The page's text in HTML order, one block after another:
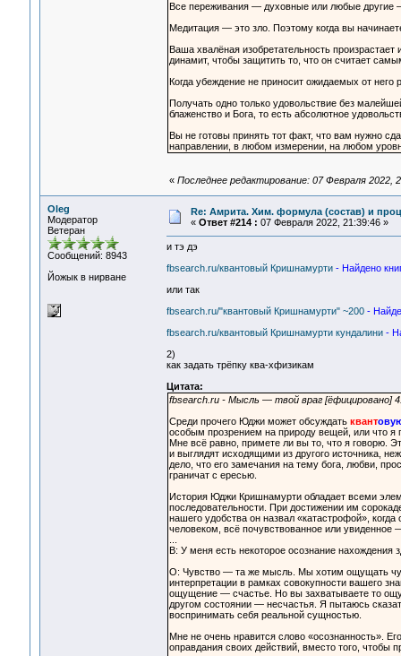
Все переживания — духовные или любые другие
Медитация — это зло. Поэтому когда вы
Ваша хвалёная изобретательность
динамит, чтобы защитить то, что он считает
Когда убеждение не приносит ожидаемых от него
Получать одно только удовольствие без
блаженство и Бога, то есть абсолютное
Вы не готовы принять тот факт, что вам нужно
направлении, в любом измерении, на любом
« Последнее редактирование: 07 Февраля 2022,
Oleg
Модератор
Ветеран
Сообщений: 8943
Йожык в нирване
Re: Амрита. Хим. формула (состав) и
« Ответ #214 : 07 Февраля 2022, 21:39:46 »
и тэ дэ
fbsearch.ru/квантовый Кришнамурти - Найдено
или так
fbsearch.ru/"квантовый Кришнамурти" ~200 -
fbsearch.ru/квантовый Кришнамурти кундалини -
2)
как задать трёпку ква-хфизикам
Цитата:
fbsearch.ru - Мысль — твой враг [ёфицировано]
Среди прочего Юджи может обсуждать квант
особым прозрением на природу вещей, или что я
Мне всё равно, примете ли вы то, что я говорю.
и выглядят исходящими из другого источника,
дело, что его замечания на тему бога, любви,
граничат с ересью.
История Юджи Кришнамурти обладает всеми
последовательности. При достижении им
нашего удобства он назвал «катастрофой»,
человеком, всё почувствованное или
В: У меня есть некоторое осознание нахождения
О: Чувство — та же мысль. Мы хотим ощущать
интерпретации в рамках совокупности вашего
ощущение — счастье. Но вы захватываете то
другом состоянии — несчастья. Я пытаюсь
воспринимать себя реальной сущностью.
Мне не очень нравится слово «осознанность».
оправдания своих действий, вместо того, чтобы